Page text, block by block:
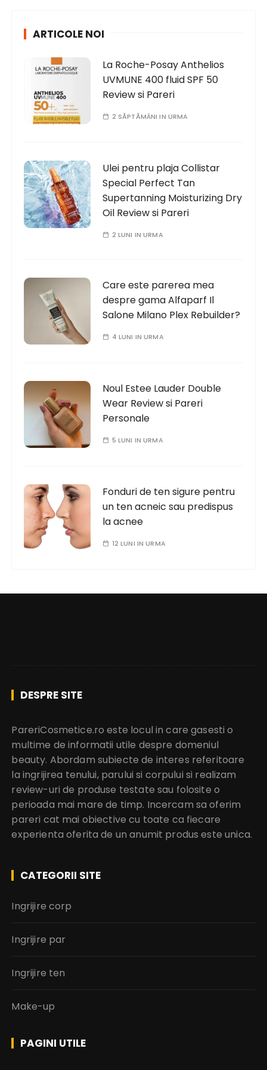
ARTICOLE NOI
La Roche-Posay Anthelios
UVMUNE 400 fluid SPF 50
Review si Pareri
2 SĂPTĂMÂNI IN URMA
Ulei pentru plaja Collistar
Special Perfect Tan
Supertanning Moisturizing Dry
Oil Review si Pareri
2 LUNI IN URMA
Care este parerea mea
despre gama Alfaparf Il
Salone Milano Plex Rebuilder?
4 LUNI IN URMA
Noul Estee Lauder Double
Wear Review si Pareri
Personale
5 LUNI IN URMA
Fonduri de ten sigure pentru
un ten acneic sau predispus
la acnee
12 LUNI IN URMA
DESPRE SITE
PareriCosmetice.ro este locul in care gasesti o
multime de informatii utile despre domeniul
beauty. Abordam subiecte de interes referitoare
la ingrijirea tenului, parului si corpului si realizam
review-uri de produse testate sau folosite o
perioada mai mare de timp. Incercam sa oferim
pareri cat mai obiective cu toate ca fiecare
experienta oferita de un anumit produs este unica.
CATEGORII SITE
Ingrijire corp
Ingrijire par
Ingrijire ten
Make-up
PAGINI UTILE